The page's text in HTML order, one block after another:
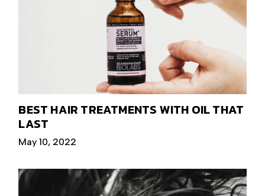
BEST HAIR TREATMENTS WITH OIL THAT
LAST
May 10, 2022